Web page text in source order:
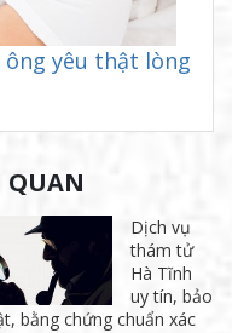
ông yêu thật lòng
QUAN
Dịch vụ
thám tử
Hà Tĩnh
uy tín, bảo
bằng chứng chuẩn xác